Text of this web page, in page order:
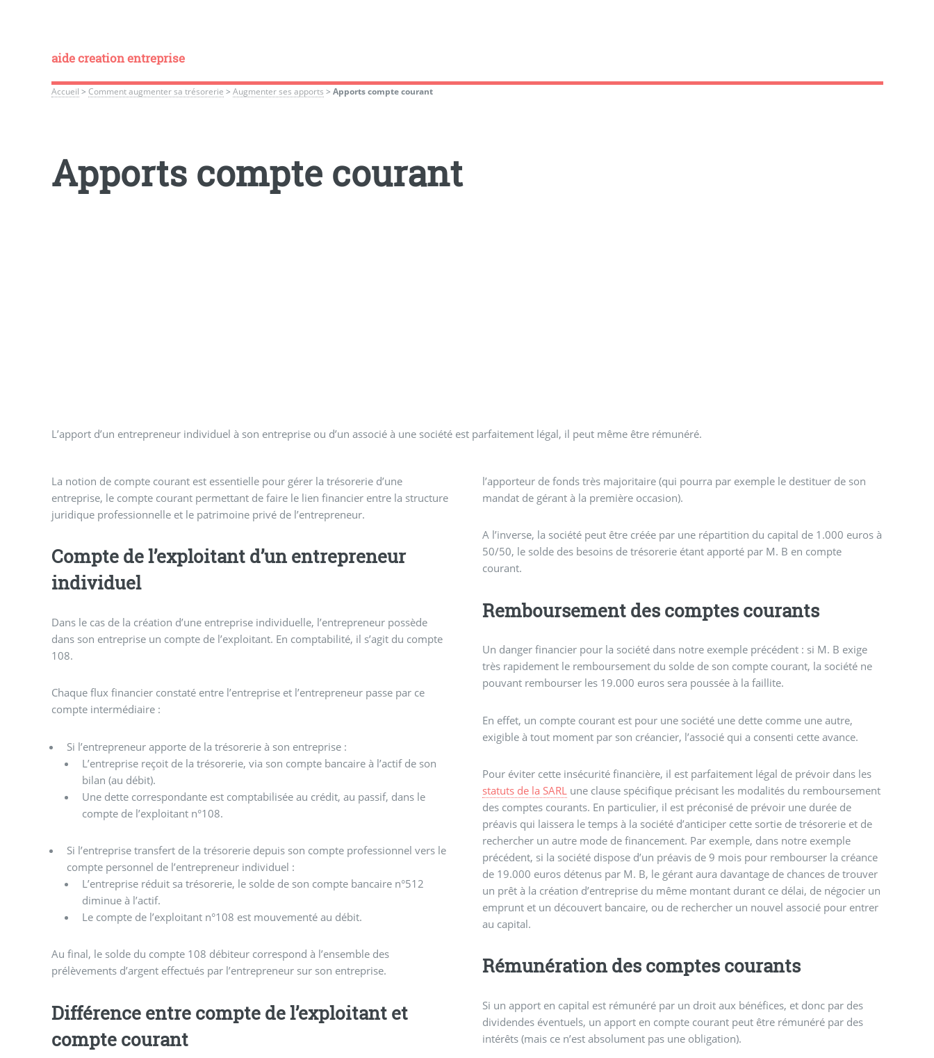
aide creation entreprise
Accueil > Comment augmenter sa trésorerie > Augmenter ses apports > Apports compte courant
Apports compte courant
L’apport d’un entrepreneur individuel à son entreprise ou d’un associé à une société est parfaitement légal, il peut même être rémunéré.
La notion de compte courant est essentielle pour gérer la trésorerie d’une
entreprise, le compte courant permettant de faire le lien financier entre la structure
juridique professionnelle et le patrimoine privé de l’entrepreneur.
Compte de l’exploitant d’un entrepreneur
individuel
Dans le cas de la création d’une entreprise individuelle, l’entrepreneur possède
dans son entreprise un compte de l’exploitant. En comptabilité, il s’agit du compte
108.
Chaque flux financier constaté entre l’entreprise et l’entrepreneur passe par ce
compte intermédiaire :
Si l’entrepreneur apporte de la trésorerie à son entreprise :
L’entreprise reçoit de la trésorerie, via son compte bancaire à l’actif de son
bilan (au débit).
Une dette correspondante est comptabilisée au crédit, au passif, dans le
compte de l’exploitant n°108.
Si l’entreprise transfert de la trésorerie depuis son compte professionnel vers le
compte personnel de l’entrepreneur individuel :
L’entreprise réduit sa trésorerie, le solde de son compte bancaire n°512
diminue à l’actif.
Le compte de l’exploitant n°108 est mouvementé au débit.
Au final, le solde du compte 108 débiteur correspond à l’ensemble des
prélèvements d’argent effectués par l’entrepreneur sur son entreprise.
Différence entre compte de l’exploitant et
compte courant
l’apporteur de fonds très majoritaire (qui pourra par exemple le destituer de son
mandat de gérant à la première occasion).
A l’inverse, la société peut être créée par une répartition du capital de 1.000 euros à
50/50, le solde des besoins de trésorerie étant apporté par M. B en compte
courant.
Remboursement des comptes courants
Un danger financier pour la société dans notre exemple précédent : si M. B exige
très rapidement le remboursement du solde de son compte courant, la société ne
pouvant rembourser les 19.000 euros sera poussée à la faillite.
En effet, un compte courant est pour une société une dette comme une autre,
exigible à tout moment par son créancier, l’associé qui a consenti cette avance.
Pour éviter cette insécurité financière, il est parfaitement légal de prévoir dans les
statuts de la SARL une clause spécifique précisant les modalités du remboursement
des comptes courants. En particulier, il est préconisé de prévoir une durée de
préavis qui laissera le temps à la société d’anticiper cette sortie de trésorerie et de
rechercher un autre mode de financement. Par exemple, dans notre exemple
précédent, si la société dispose d’un préavis de 9 mois pour rembourser la créance
de 19.000 euros détenus par M. B, le gérant aura davantage de chances de trouver
un prêt à la création d’entreprise du même montant durant ce délai, de négocier un
emprunt et un découvert bancaire, ou de rechercher un nouvel associé pour entrer
au capital.
Rémunération des comptes courants
Si un apport en capital est rémunéré par un droit aux bénéfices, et donc par des
dividendes éventuels, un apport en compte courant peut être rémunéré par des
intérêts (mais ce n’est absolument pas une obligation).